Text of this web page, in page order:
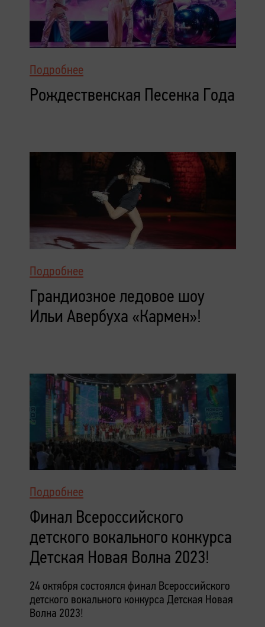
Подробнее
Рождественская Песенка Года
Подробнее
Грандиозное ледовое шоу
Ильи Авербуха «Кармен»!
Подробнее
Финал Всероссийского
детского вокального конкурса
Детская Новая Волна 2023!
24 октября состоялся финал Всероссийского
детского вокального конкурса Детская Новая
Волна 2023!